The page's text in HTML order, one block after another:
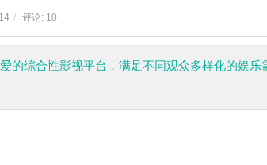
/ 评论: 10
的综合性影视平台，满足不同观众多样化的娱乐